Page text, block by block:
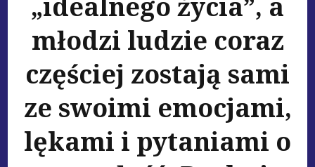
młodzi ludzie coraz
częściej zostają sami
ze swoimi emocjami,
lękami i pytaniami o